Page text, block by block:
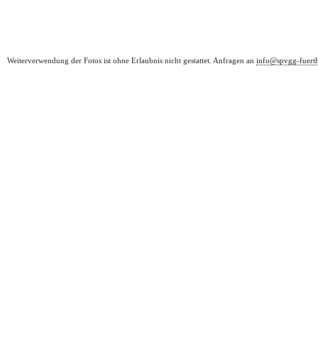
Weiterverwendung der Fotos ist ohne Erlaubnis nicht gestattet. Anfragen an info@spvgg-